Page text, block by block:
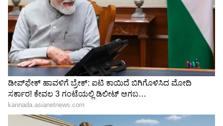
ಹೊಸ ವಿವಾದ
ಈ ಹಿಂದೆ ಹಿಂದೂ ಧರ್ಮದ ಬಗ್ಗೆ ಅವಮಾನ ಮಾಡಿದಾಗ
ಉಚ್ಚ ನ್ಯಾಯಲಯ ದ್ವೇಷ ಭಾಷಣ ಎಂದು ಹೇಳಿತ್ತು. ಈಗ
ಮತ್ತೆ ವಿವಾದ ಎಬ್ಬಿಸಿ ಹಿಂದೂಗಳನ್ನು ಕೆರಳಿಸುವುದಕ್ಕೆ
ಮುಂದಾಗಿದ್ದಾರೆ ಎಂದು ಎಚ್ಚರಿಸಿದರು. ಕೂಡಲೆ ಕಾಂಗ್ರೆಸ್ ಪಕ್ಷ
ಇಂತಹ ದ್ವೇಷ ಹುಟ್ಟಿಸುವ ಉದಯ ನಿಧಿ ಅವರ ಪಕ್ಷದ
ಜೊತೆಗೆ ಹೊಂದಾಣಿಕೆಯಾಗಬಾರದು, ಸನಾತನ ಹಿಂದೂ
ಧರ್ಮದ ಉಳಿವಿಗೆ ಎಲ್ಲರು ಹೋರಾಟ ನಡೆಸಬೇಕಾಗಿದೆ